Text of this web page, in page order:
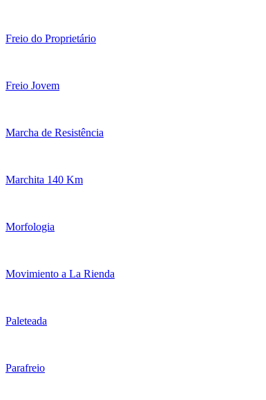
Freio do Proprietário
Freio Jovem
Marcha de Resistência
Marchita 140 Km
Morfologia
Movimiento a La Rienda
Paleteada
Parafreio